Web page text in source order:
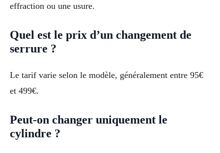
effraction ou une usure.
Quel est le prix d’un changement de
serrure ?
Le tarif varie selon le modèle, généralement entre 95€
et 499€.
Peut-on changer uniquement le
cylindre ?